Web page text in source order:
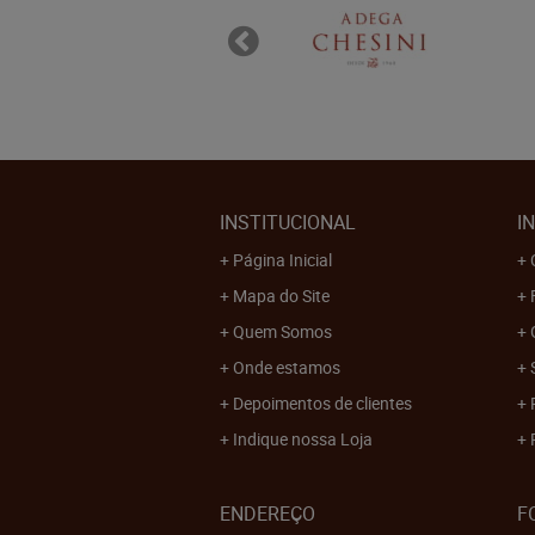
INSTITUCIONAL
Página Inicial
Mapa do Site
Quem Somos
Onde estamos
Depoimentos de clientes
Indique nossa Loja
ENDEREÇO